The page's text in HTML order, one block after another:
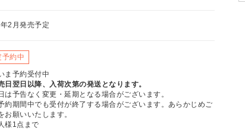
2月発売予定
予約中
ま予約受付中
日翌日以降、入荷次第の発送となります。
は予告なく変更・延期となる場合がございます。
約期間中でも受付が終了する場合がございます。あらかじめご
お願いいたします。
様1点まで